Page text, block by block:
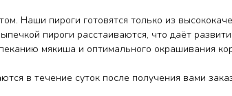
Наши пироги готовятся только из
пироги расстаиваются, что даёт
мякиша и оптимального окрашивания
в течение суток после получения вами